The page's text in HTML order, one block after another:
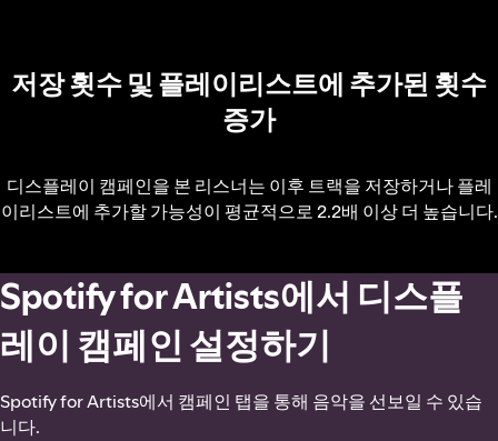
저장 횟수 및 플레이리스트에 추가된 횟수
증가
디스플레이 캠페인을 본 리스너는 이후 트랙을 저장하거나 플레
이리스트에 추가할 가능성이 평균적으로 2.2배 이상 더 높습니다.
Spotify for Artists에서 디스플
레이 캠페인 설정하기
Spotify for Artists에서 캠페인 탭을 통해 음악을 선보일 수 있습
니다.